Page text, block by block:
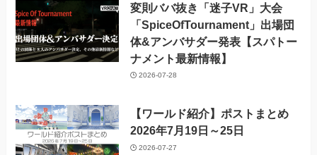
変則ババ抜き「迷子VR」大会
「SpiceOfTournament」出場団
体&アンバサダー発表【スパトー
ナメント最新情報】
2026-07-28
【ワールド紹介】ポストまとめ
2026年7月19日～25日
2026-07-27